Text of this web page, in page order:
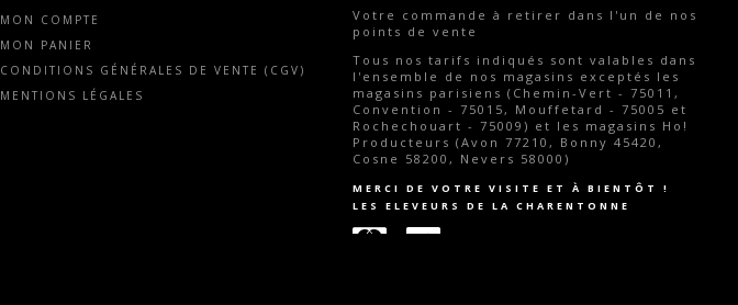
MON COMPTE
MON PANIER
CONDITIONS GÉNÉRALES DE VENTE (CGV)
MENTIONS LÉGALES
Votre commande à retirer dans l'un de nos
points de vente
Tous nos tarifs indiqués sont valables dans
l'ensemble de nos magasins exceptés les
magasins parisiens (Chemin-Vert - 75011,
Convention - 75015, Mouffetard - 75005 et
Rochechouart - 75009) et les magasins Ho!
Producteurs (Avon 77210, Bonny 45420,
Cosne 58200, Nevers 58000)
MERCI DE VOTRE VISITE ET À BIENTÔT !
LES ELEVEURS DE LA CHARENTONNE